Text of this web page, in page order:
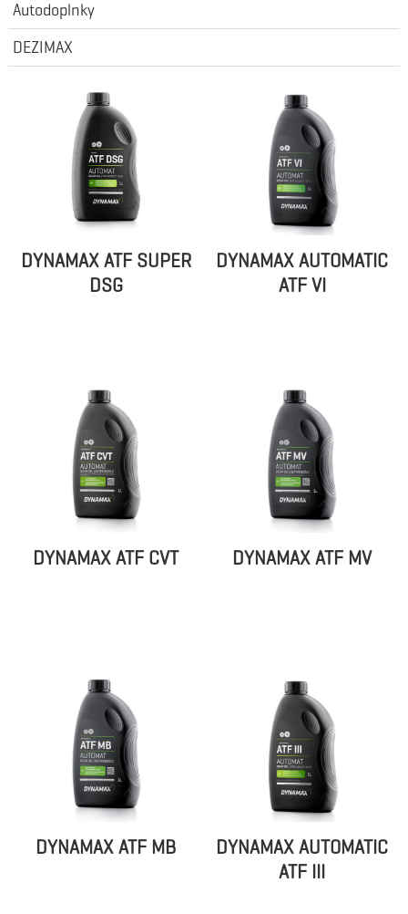
DYNAMAX ATF SUPER
DSG
DYNAMAX AUTOMATIC
ATF VI
DYNAMAX ATF CVT DYNAMAX ATF MV
DYNAMAX ATF MB
DYNAMAX AUTOMATIC
ATF III
Autodoplnky
DEZIMAX